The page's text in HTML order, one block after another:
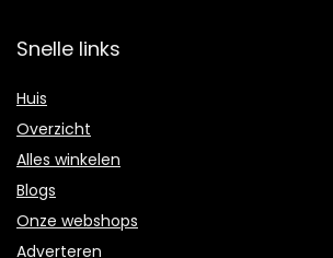
Snelle links
Huis
Overzicht
Alles winkelen
Blogs
Onze webshops
Adverteren